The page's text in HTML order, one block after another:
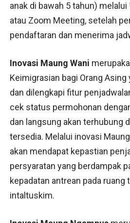
anak di bawah 5 tahun) melalui
atau Zoom Meeting, setelah
pendaftaran dan menerima
Inovasi Maung Wani
Keimigrasian bagi Orang
dan dilengkapi fitur
cek status permohonan
dan langsung akan terhubung
tersedia. Melalui inovasi
akan mendapat kepastian
persyaratan yang berdampak
kepadatan antrean pada ruang
intaltuskim.